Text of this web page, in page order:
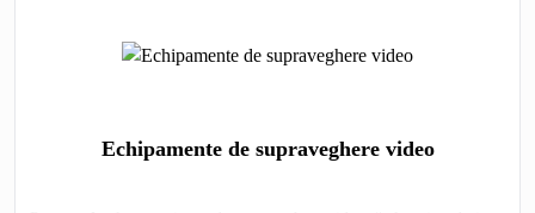
Echipamente de supraveghere video